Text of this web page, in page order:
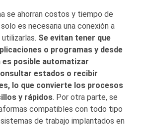
se ahorran costos y tiempo de
es necesaria una conexión a
Se evitan tener que
o programas y desde
es posible automatizar
estados o recibir
lo que convierte los procesos
y rápidos. Por otra parte, se
compatibles con todo tipo
de trabajo implantados en